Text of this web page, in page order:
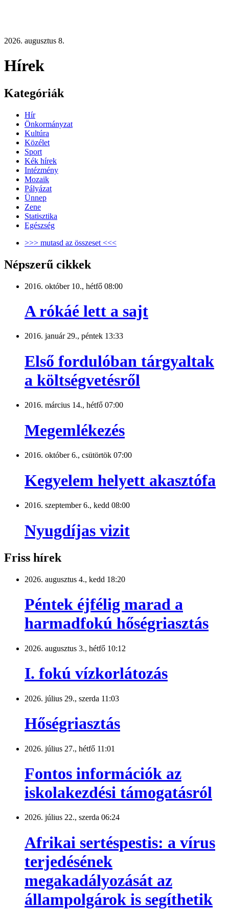
2026. augusztus 8.
Hírek
Kategóriák
Hír
Önkormányzat
Kultúra
Közélet
Sport
Kék hírek
Intézmény
Mozaik
Pályázat
Ünnep
Zene
Statisztika
Egészség
>>> mutasd az összeset <<<
Népszerű cikkek
2016. október 10., hétfő 08:00
A rókáé lett a sajt
2016. január 29., péntek 13:33
Első fordulóban tárgyaltak
a költségvetésről
2016. március 14., hétfő 07:00
Megemlékezés
2016. október 6., csütörtök 07:00
Kegyelem helyett akasztófa
2016. szeptember 6., kedd 08:00
Nyugdíjas vizit
Friss hírek
2026. augusztus 4., kedd 18:20
Péntek éjfélig marad a
harmadfokú hőségriasztás
2026. augusztus 3., hétfő 10:12
I. fokú vízkorlátozás
2026. július 29., szerda 11:03
Hőségriasztás
2026. július 27., hétfő 11:01
Fontos információk az
iskolakezdési támogatásról
2026. július 22., szerda 06:24
Afrikai sertéspestis: a vírus
terjedésének
megakadályozását az
állampolgárok is segíthetik